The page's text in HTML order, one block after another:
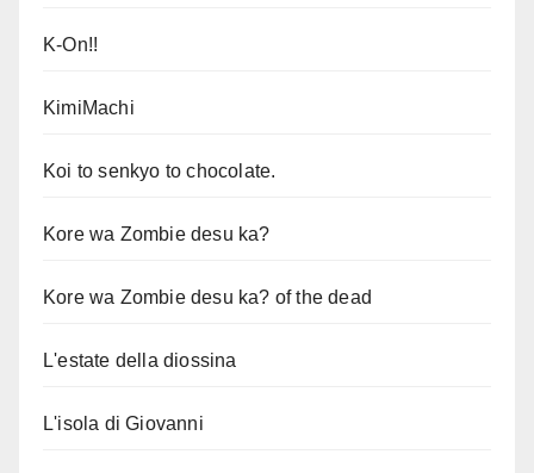
K-On!!
KimiMachi
Koi to senkyo to chocolate.
Kore wa Zombie desu ka?
Kore wa Zombie desu ka? of the dead
L'estate della diossina
L'isola di Giovanni